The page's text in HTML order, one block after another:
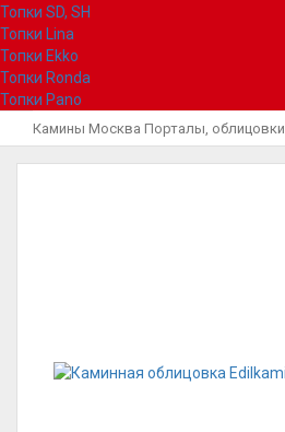
Топки SD, SH
Топки Lina
Топки Ekko
Топки Ronda
Топки Pano
Камины Москва Порталы, облицовки